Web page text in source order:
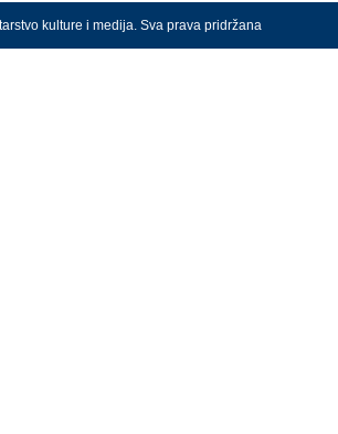
kulture i medija. Sva prava pridržana